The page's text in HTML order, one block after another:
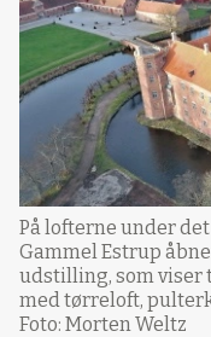
På lofterne under
Gammel Estrup
udstilling, som viser
med tørreloft,
Foto: Morten Weltz